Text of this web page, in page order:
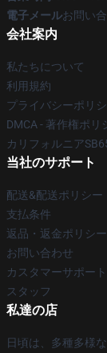
電子メールお問い
会社案内
私たちについて
利用規約
プライバシーポリ
DMCA - 著作権ポリ
カリフォルニア
当社のサポート
配送&配送ポリシー
支払条件
返品・返金ポリシー
お問い合わせ
カスタマーサポー
スタッフ
私達の店
日頃は、多種多様